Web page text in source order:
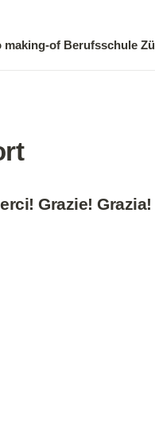
making-of Berufsschule
Grazie! Grazia!